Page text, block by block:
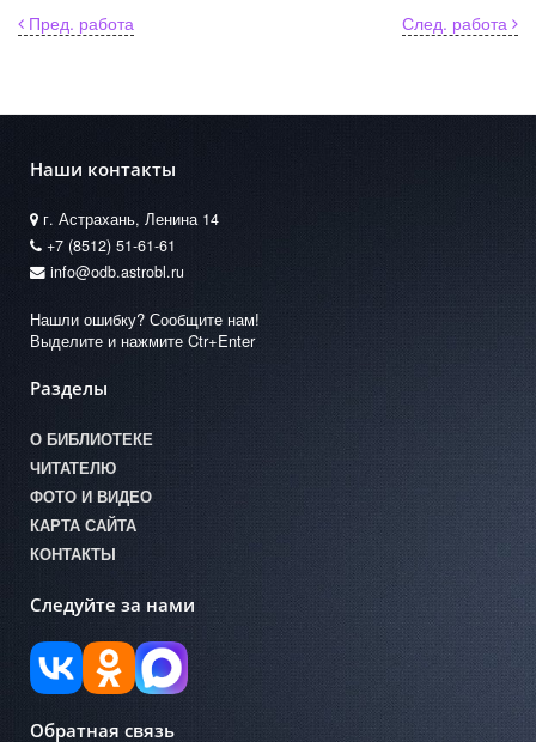
След. работа
Пред. работа
Наши контакты
г. Астрахань, Ленина 14
+7 (8512) 51-61-61
info@odb.astrobl.ru
Нашли ошибку? Сообщите нам!
Выделите и нажмите Ctr+Enter
Разделы
О БИБЛИОТЕКЕ
ЧИТАТЕЛЮ
ФОТО И ВИДЕО
КАРТА САЙТА
КОНТАКТЫ
Следуйте за нами
Обратная связь